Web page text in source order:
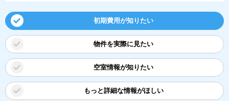
初期費用が知りたい
物件を実際に見たい
空室情報が知りたい
もっと詳細な情報がほしい